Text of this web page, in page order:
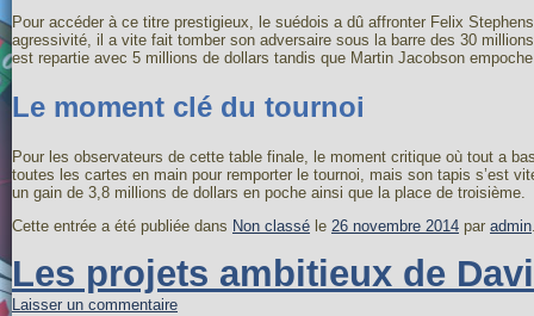
Pour accéder à ce titre prestigieux, le suédois a dû affronter Felix
agressivité, il a vite fait tomber son adversaire sous la barre des 30
est repartie avec 5 millions de dollars tandis que Martin Jacobson
Le moment clé du tournoi
Pour les observateurs de cette table finale, le moment critique où tout a
toutes les cartes en main pour remporter le tournoi, mais son tapis s’est
un gain de 3,8 millions de dollars en poche ainsi que la place de troisième.
Cette entrée a été publiée dans Non classé le 26 novembre 2014 par admin
Les projets ambitieux de
Laisser un commentaire